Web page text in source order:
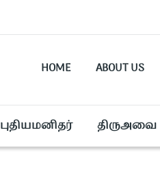
HOME ABOUT US
புதியமனிதர் திருஅவை